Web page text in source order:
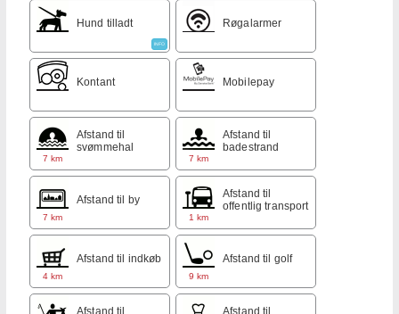
Hund tilladt
INFO
Røgalarmer
Kontant Mobilepay
7 km
Afstand til
svømmehal
7 km
Afstand til
badestrand
7 km
Afstand til by
1 km
Afstand til
offentlig transport
4 km
Afstand til indkøb
9 km
Afstand til golf
Afstand til
Afstand til